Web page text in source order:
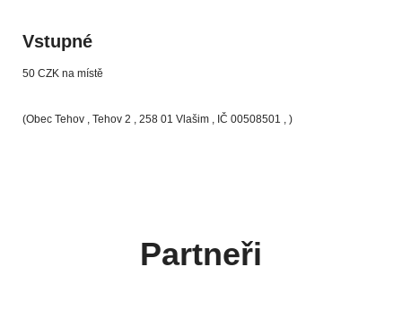
Vstupné
50 CZK na místě
(Obec Tehov , Tehov 2 , 258 01 Vlašim , IČ 00508501 , )
Partneři